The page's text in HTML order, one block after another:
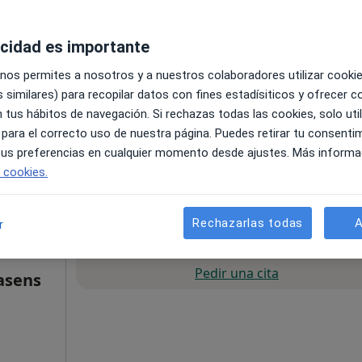
Pedir una cita
es importante
permites a nosotros y a nuestros colaboradores utilizar
similares) para recopilar datos con fines estadísiticos y ofrecer
tus hábitos de navegación. Si rechazas todas las cookies, solo
el correcto uso de nuestra página. Puedes retirar tu
preferencias en cualquier momento desde ajustes. Más
Rechazarlas todas